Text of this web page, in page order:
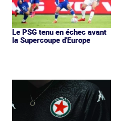
Le PSG tenu en échec avant
la Supercoupe d'Europe